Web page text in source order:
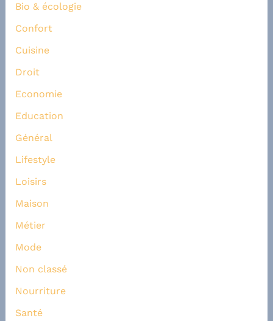
Bio & écologie
Confort
Cuisine
Droit
Economie
Education
Général
Lifestyle
Loisirs
Maison
Métier
Mode
Non classé
Nourriture
Santé